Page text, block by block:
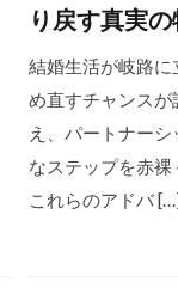
り戻す真実
結婚生活が岐路
め直すチャンスが
え、パートナー
なステップを赤裸
これらのアドバ